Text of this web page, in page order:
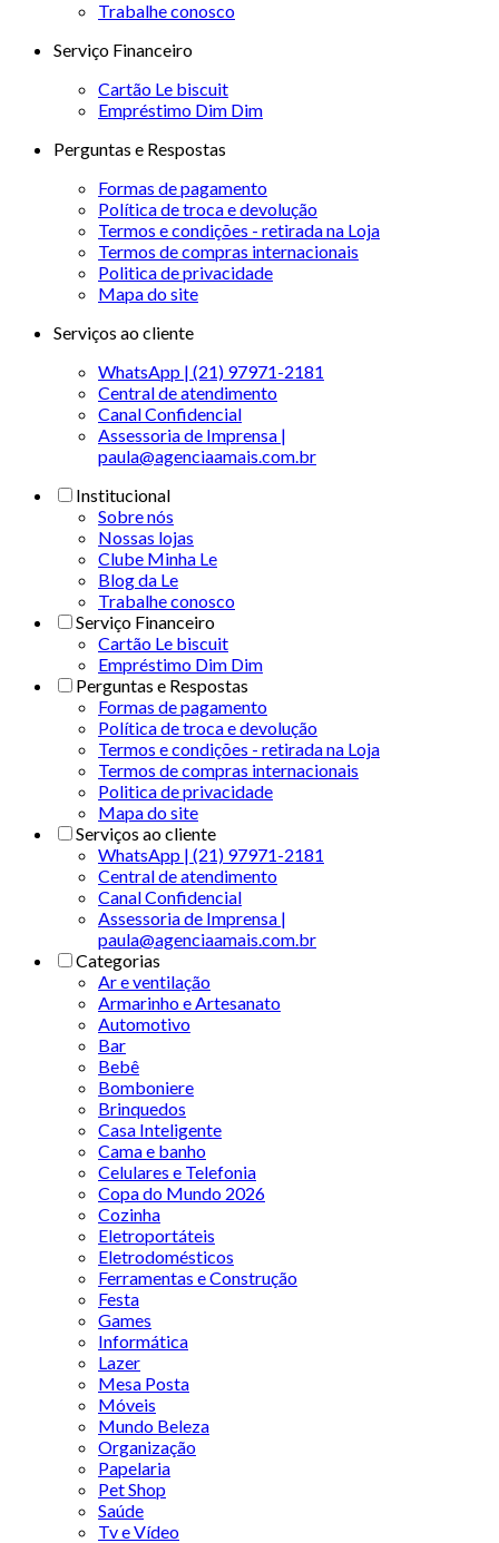
Trabalhe conosco
Serviço Financeiro
Cartão Le biscuit
Empréstimo Dim Dim
Perguntas e Respostas
Formas de pagamento
Política de troca e devolução
Termos e condições - retirada na Loja
Termos de compras internacionais
Politica de privacidade
Mapa do site
Serviços ao cliente
WhatsApp | (21) 97971-2181
Central de atendimento
Canal Confidencial
Assessoria de Imprensa |
paula@agenciaamais.com.br
Institucional
Sobre nós
Nossas lojas
Clube Minha Le
Blog da Le
Trabalhe conosco
Serviço Financeiro
Cartão Le biscuit
Empréstimo Dim Dim
Perguntas e Respostas
Formas de pagamento
Política de troca e devolução
Termos e condições - retirada na Loja
Termos de compras internacionais
Politica de privacidade
Mapa do site
Serviços ao cliente
WhatsApp | (21) 97971-2181
Central de atendimento
Canal Confidencial
Assessoria de Imprensa |
paula@agenciaamais.com.br
Categorias
Ar e ventilação
Armarinho e Artesanato
Automotivo
Bar
Bebê
Bomboniere
Brinquedos
Casa Inteligente
Cama e banho
Celulares e Telefonia
Copa do Mundo 2026
Cozinha
Eletroportáteis
Eletrodomésticos
Ferramentas e Construção
Festa
Games
Informática
Lazer
Mesa Posta
Móveis
Mundo Beleza
Organização
Papelaria
Pet Shop
Saúde
Tv e Vídeo